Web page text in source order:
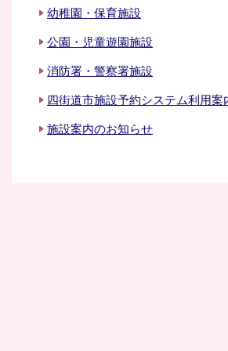
幼稚園・保育施設
公園・児童遊園施設
消防署・警察署施設
四街道市施設予約システム利用案
施設案内のお知らせ